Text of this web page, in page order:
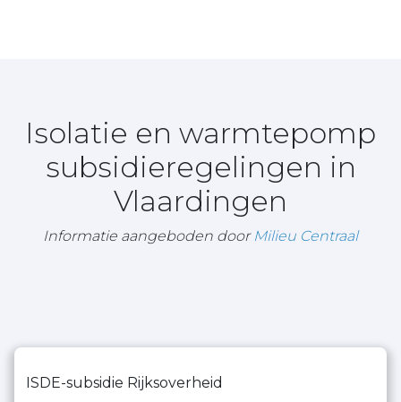
Isolatie en warmtepomp
subsidieregelingen in
Vlaardingen
Informatie aangeboden door Milieu Centraal
ISDE-subsidie Rijksoverheid